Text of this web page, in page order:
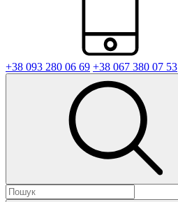
+38 093 280 06 69 +38 067 380 07 53